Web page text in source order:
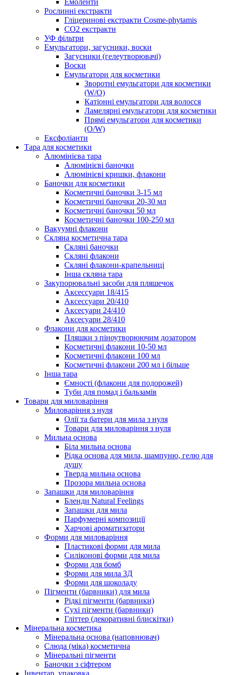
Емоленти
Рослинні екстракти
Гліцеринові екстракти Cosme-phytamis
СО2 екстракти
УФ фільтри
Емульгатори, загусники, воски
Загусники (гелеутворювачі)
Воски
Емульгатори для косметики
Зворотні емульгатори для косметики
(W/O)
Катіонні емульгатори для волосся
Ламелярні емульгатори для косметики
Прямі емульгатори для косметики
(O/W)
Ексфоліанти
Тара для косметики
Алюмінієва тара
Алюмінієві баночки
Алюмінієві кришки, флакони
Баночки для косметики
Косметичні баночки 3-15 мл
Косметичні баночки 20-30 мл
Косметичні баночки 50 мл
Косметичні баночки 100-250 мл
Вакуумні флакони
Скляна косметична тара
Скляні баночки
Скляні флакони
Скляні флакони-крапельниці
Інша скляна тара
Закупорювальні засоби для пляшечок
Аксессуари 18/415
Аксессуари 20/410
Аксесуари 24/410
Аксесуари 28/410
Флакони для косметики
Пляшки з піноутворюючим дозатором
Косметичні флакони 10-50 мл
Косметичні флакони 100 мл
Косметичні флакони 200 мл і більше
Інша тара
Ємності (флакони для подорожей)
Туби для помад і бальзамів
Товари для миловаріння
Миловаріння з нуля
Олії та батери для мила з нуля
Товари для миловаріння з нуля
Мильна основа
Біла мильна основа
Рідка основа для мила, шампуню, гелю для
душу
Тверда мильна основа
Прозора мильна основа
Запашки для миловаріння
Бленди Natural Feelings
Запашки для мила
Парфумерні композиції
Харчові ароматизатори
Форми для миловаріння
Пластикові форми для мила
Силіконові форми для мила
Форми для бомб
Форми для мила 3Д
Форми для шоколаду
Пігменти (барвники) для мила
Рідкі пігменти (барвники)
Сухі пігменти (барвники)
Гліттер (декоративні блискітки)
Мінеральна косметика
Мінеральна основа (наповнювач)
Слюда (міка) косметична
Мінеральні пігменти
Баночки з сіфтером
Інвентар, упаковка